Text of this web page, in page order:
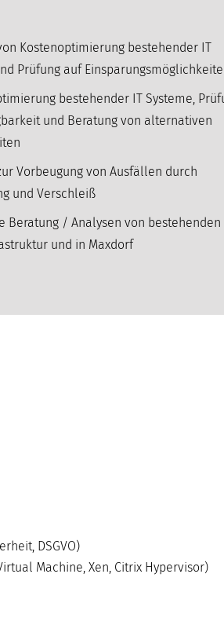
Kostenoptimierung bestehender IT
Prüfung auf
bestehender IT Systeme,
und Beratung von alternativen
Vorbeugung von Ausfällen durch
und Verschleiß
Beratung / Analysen von bestehenden
und in Maxdorf
DSGVO)
Machine, Xen, Citrix Hypervisor)